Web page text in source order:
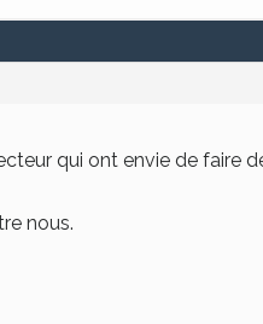
qui ont envie de faire
nous.